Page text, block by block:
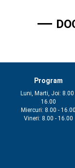
Program
Luni, Marti, Joi: 8.00
16.00
Miercuri: 8.00 - 16.00
Vineri: 8.00 - 16.00